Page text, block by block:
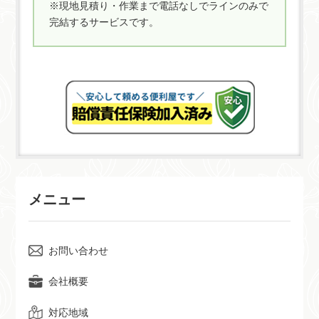
※現地見積り・作業まで電話なしでラインのみで
完結するサービスです。
メニュー
お問い合わせ
会社概要
対応地域